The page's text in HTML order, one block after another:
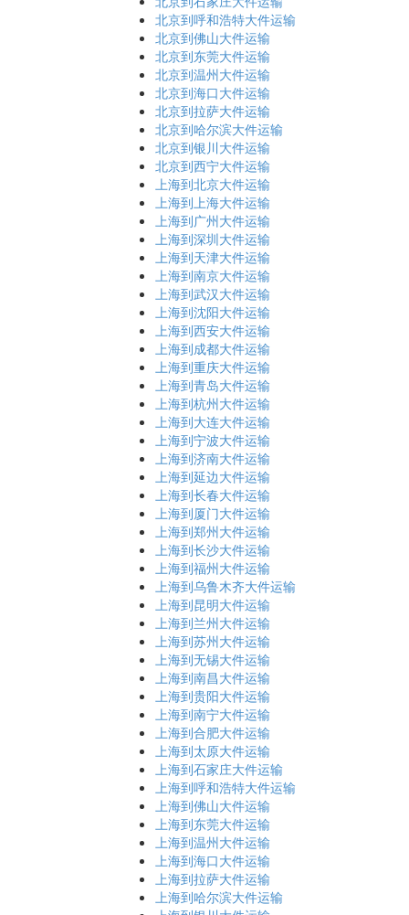
北京到呼和浩特大件运输
北京到佛山大件运输
北京到东莞大件运输
北京到温州大件运输
北京到海口大件运输
北京到拉萨大件运输
北京到哈尔滨大件运输
北京到银川大件运输
北京到西宁大件运输
上海到北京大件运输
上海到上海大件运输
上海到广州大件运输
上海到深圳大件运输
上海到天津大件运输
上海到南京大件运输
上海到武汉大件运输
上海到沈阳大件运输
上海到西安大件运输
上海到成都大件运输
上海到重庆大件运输
上海到青岛大件运输
上海到杭州大件运输
上海到大连大件运输
上海到宁波大件运输
上海到济南大件运输
上海到延边大件运输
上海到长春大件运输
上海到厦门大件运输
上海到郑州大件运输
上海到长沙大件运输
上海到福州大件运输
上海到乌鲁木齐大件运输
上海到昆明大件运输
上海到兰州大件运输
上海到苏州大件运输
上海到无锡大件运输
上海到南昌大件运输
上海到贵阳大件运输
上海到南宁大件运输
上海到合肥大件运输
上海到太原大件运输
上海到石家庄大件运输
上海到呼和浩特大件运输
上海到佛山大件运输
上海到东莞大件运输
上海到温州大件运输
上海到海口大件运输
上海到拉萨大件运输
上海到哈尔滨大件运输